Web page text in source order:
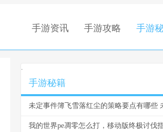
手游资讯 手游攻略 手游
.
手游秘籍
我的世界pe凋零怎么打，移动版终极讨伐